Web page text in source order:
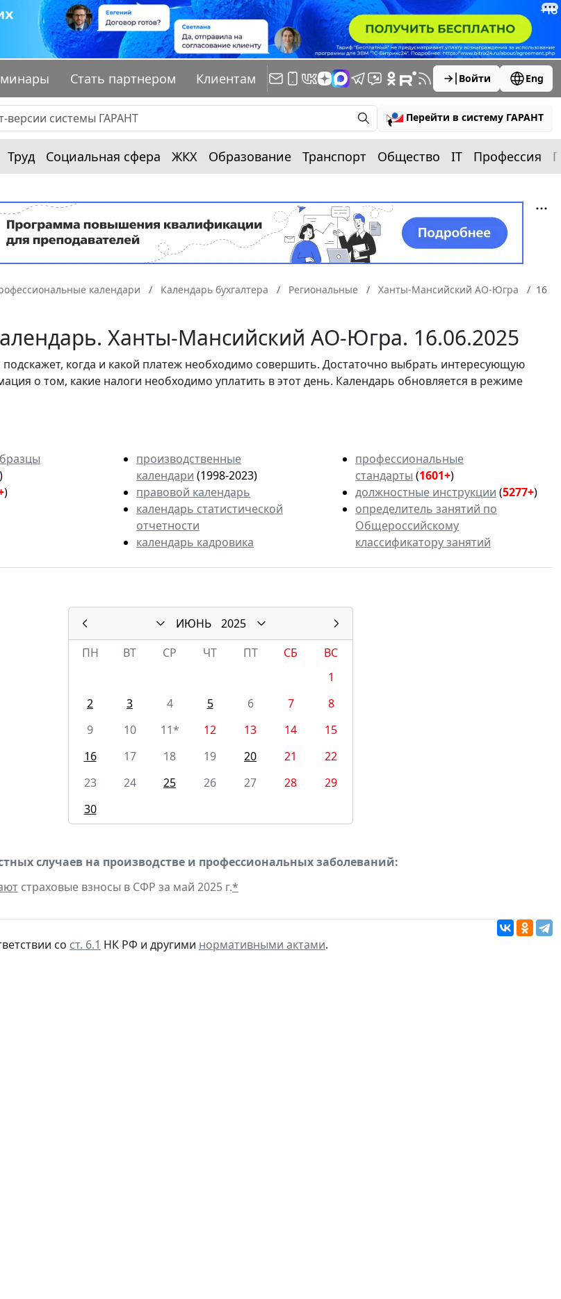
Стать партнером Клиентам Войти Eng
Перейти в систему ГАРАНТ
Труд Социальная сфера ЖКХ Образование Транспорт Общество IT Профессия
календари Календарь бухгалтера Региональные Ханты-Мансийский АО-Югра
16
Ханты-Мансийский АО-Югра. 16.06.2025
подскажет, когда и какой платеж необходимо совершить. Достаточно выбрать интересующую
о том, какие налоги необходимо уплатить в этот день. Календарь обновляется в режиме
)
)
производственные
календари (1998-2023)
правовой календарь
календарь статистической
отчетности
календарь кадровика
профессиональные
стандарты (1601+)
должностные инструкции (5277+)
определитель занятий по
Общероссийскому
классификатору занятий
ИЮНЬ
2025
ПН
ВТ СР ЧТ ПТ СБ
ВС
1
2
3 4 5 6 7
8
9
10 11* 12 13 14
15
16
17 18 19 20 21
22
23
24 25 26 27 28
29
30
случаев на производстве и профессиональных заболеваний:
страховые взносы в СФР за май 2025 г.*
со ст. 6.1 НК РФ и другими нормативными актами.